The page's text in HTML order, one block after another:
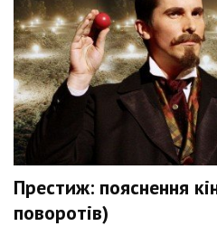
Престиж: пояснення
поворотів)